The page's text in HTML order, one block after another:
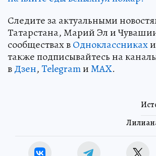
Следите за актуальными
Татарстана, Марий Эл и
сообществах вОдноклассникахи
также подписывайтесь на
вДзен,TelegramиMAX.